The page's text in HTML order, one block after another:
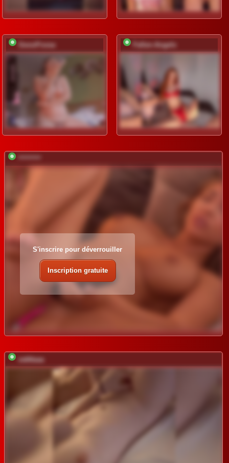
GessiFossa Fallen-Angels
*********
S'inscrire pour déverrouiller
Inscription gratuite
vattttaaa